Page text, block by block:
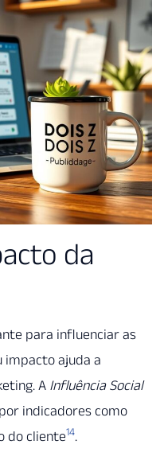
da
para influenciar as
impacto ajuda a
A Influência Social
indicadores como
do cliente14.